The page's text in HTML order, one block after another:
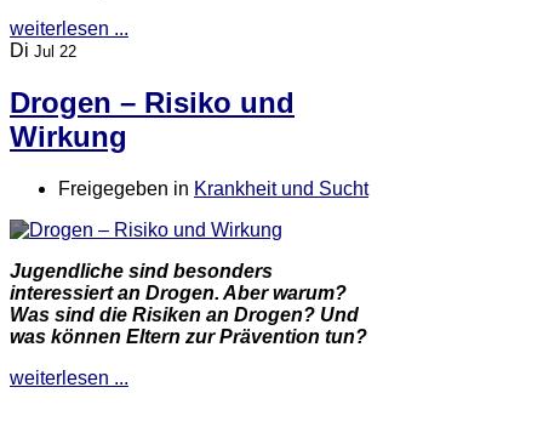
weiterlesen ...
Di Jul 22
Drogen – Risiko und
Wirkung
Freigegeben in Krankheit und Sucht
Jugendliche sind besonders
interessiert an Drogen. Aber warum?
Was sind die Risiken an Drogen? Und
was können Eltern zur Prävention tun?
weiterlesen ...